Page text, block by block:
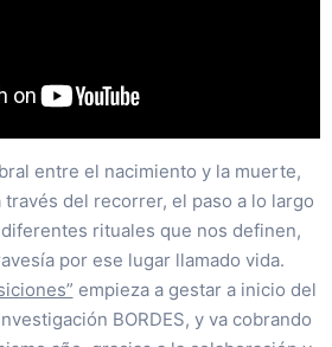
entre el nacimiento y la muerte,
través del recorrer, el paso a lo largo
rituales que nos definen,
por ese lugar llamado vida.
empieza a gestar a inicio del
BORDES, y va cobrando